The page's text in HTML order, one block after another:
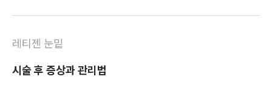
레티젠 눈밑
시술 후 증상과 관리법